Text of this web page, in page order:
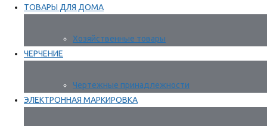
ТОВАРЫ ДЛЯ ДОМА
Хозяйственные товары
ЧЕРЧЕНИЕ
Чертежные принадлежности
ЭЛЕКТРОННАЯ МАРКИРОВКА